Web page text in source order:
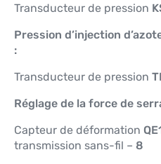
Transducteur de pression
Pression d’injection
:
Transducteur de pression
Réglage de la force de
Capteur de déformation
transmission sans-fil – 8